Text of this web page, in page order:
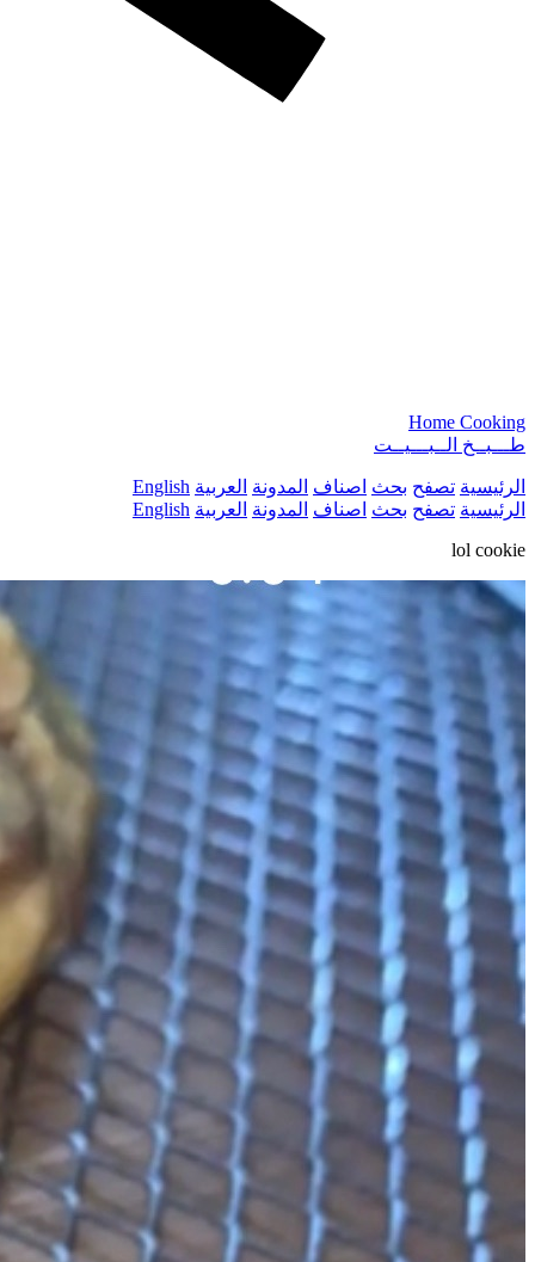
Home Cooking
طـــبــخ الــبـــيــت
الرئيسية تصفح بحث اصناف المدونة العربية English
الرئيسية تصفح بحث اصناف المدونة العربية English
lol cookie